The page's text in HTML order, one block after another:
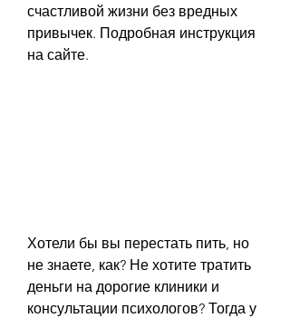
счастливой жизни без вредных
привычек. Подробная инструкция
на сайте.
Хотели бы вы перестать пить, но
не знаете, как? Не хотите тратить
деньги на дорогие клиники и
консультации психологов? Тогда у